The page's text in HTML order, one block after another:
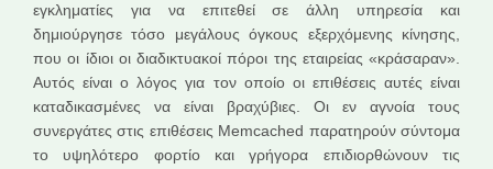
εγκληματίες για να επιτεθεί σε άλλη υπηρεσία και
δημιούργησε τόσο μεγάλους όγκους εξερχόμενης κίνησης,
που οι ίδιοι οι διαδικτυακοί πόροι της εταιρείας «κράσαραν».
Αυτός είναι ο λόγος για τον οποίο οι επιθέσεις αυτές είναι
καταδικασμένες να είναι βραχύβιες. Οι εν αγνοία τους
συνεργάτες στις επιθέσεις Memcached παρατηρούν σύντομα
το υψηλότερο φορτίο και γρήγορα επιδιορθώνουν τις